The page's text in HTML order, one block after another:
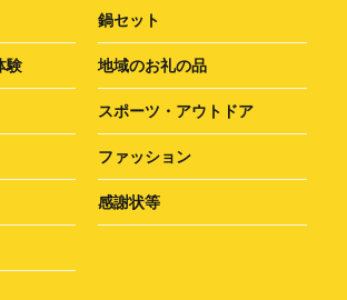
鍋セット
験 地域のお礼の品
スポーツ・アウトドア
ファッション
感謝状等